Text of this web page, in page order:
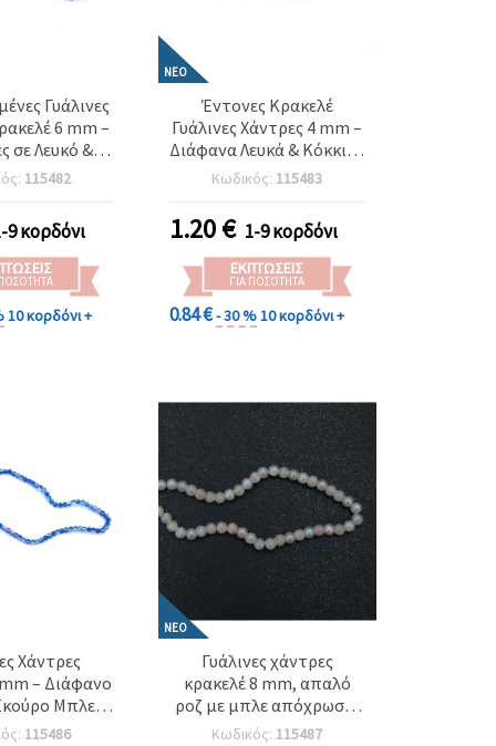
Γυάλινες
6 mm –
σε Λευκό &
mm, Σειρά
Ιδανικές για
&
DIY
115482
9 κορδόνι
10 κορδόνι +
ΝΈΟ
Έντονες Κρακελέ
Γυάλινες Χάντρες 4 mm –
Διάφανα Λευκά & Κόκκινα
(αναμεικτά), Οπή 1 mm,
Σειρά περίπου 205 τεμ. –
Ιδανικές για γιορτινά
κοσμήματα &
καλλιτεχνικές
χειροποίητες
δημιουργίες
Κωδικός: 115483
1.20€ 1-9 κορδόνι
ΕΚΠΤΏΣΕΙΣ
ΓΙΑ ΠΟΣΌΤΗΤΑ
0.84 €- 30 %10 κορδόνι +
Χάντρες
– Διάφανο
Μπλε,
Κορδόνι
115486
ΝΈΟ
Γυάλινες χάντρες
κρακελέ 8 mm, απαλό
ροζ με μπλε απόχρωση,
επικάλυψη AB, τρύπα 1
Κωδικός: 115487